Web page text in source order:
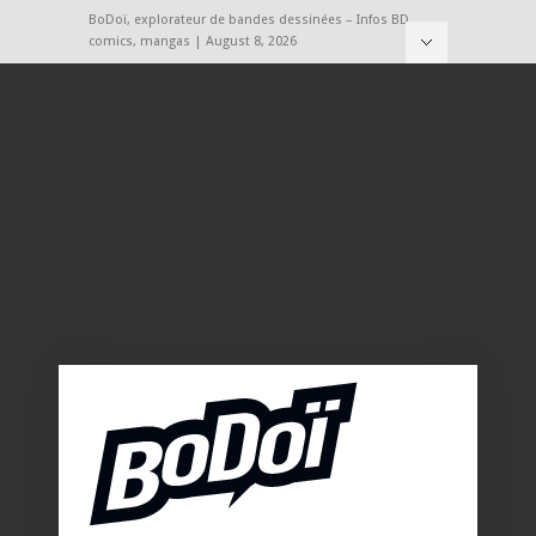
BoDoï, explorateur de bandes dessinées – Infos BD,
comics, mangas | August 8, 2026